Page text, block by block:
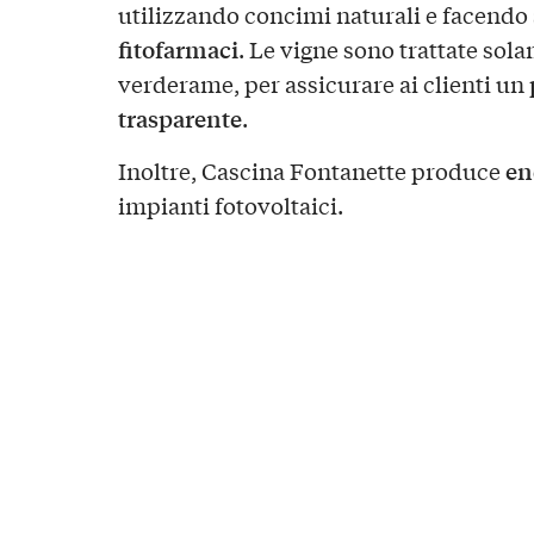
utilizzando concimi naturali e facendo
fitofarmaci. Le vigne sono trattate
verderame, per assicurare ai clienti un
trasparente.
Inoltre, Cascina Fontanette produce
impianti fotovoltaici.